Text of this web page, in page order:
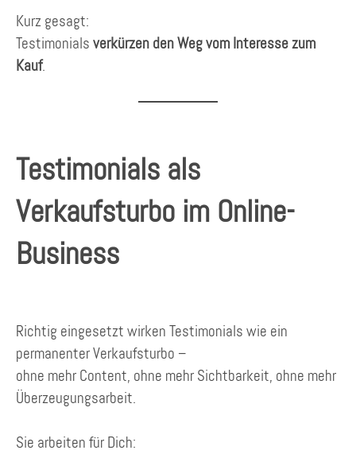
Kurz gesagt:
Testimonials verkürzen den Weg vom Interesse zum
Kauf.
Testimonials als
Verkaufsturbo im Online-
Business
Richtig eingesetzt wirken Testimonials wie ein
permanenter Verkaufsturbo –
ohne mehr Content, ohne mehr Sichtbarkeit, ohne mehr
Überzeugungsarbeit.
Sie arbeiten für Dich: